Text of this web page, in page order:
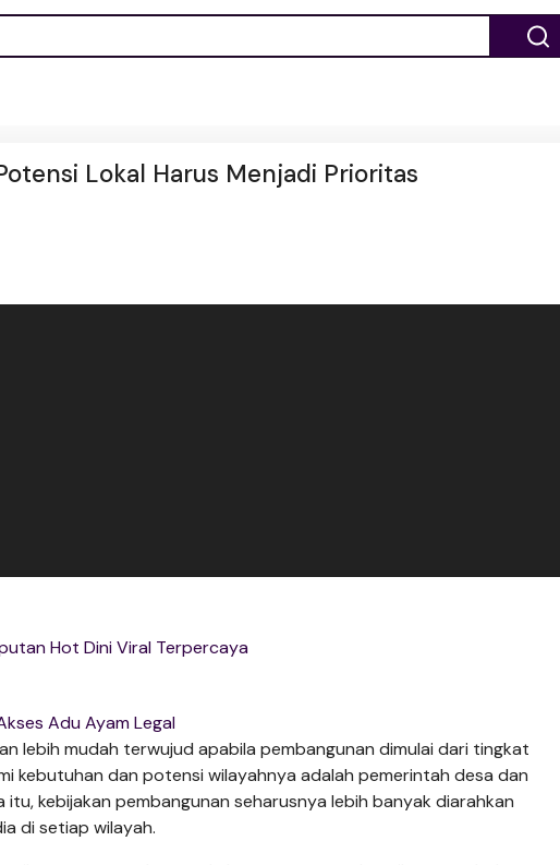
Lokal Harus Menjadi Prioritas
Hot Dini Viral Terpercaya
Adu Ayam Legal
lebih mudah terwujud apabila pembangunan dimulai dari tingkat
kebutuhan dan potensi wilayahnya adalah pemerintah desa dan
kebijakan pembangunan seharusnya lebih banyak diarahkan
di setiap wilayah.